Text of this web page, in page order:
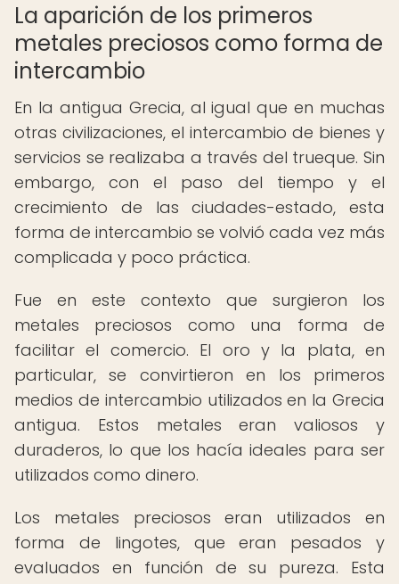
La aparición de los primeros
metales preciosos como forma de
intercambio
En la antigua Grecia, al igual que en muchas
otras civilizaciones, el intercambio de bienes y
servicios se realizaba a través del trueque. Sin
embargo, con el paso del tiempo y el
crecimiento de las ciudades-estado, esta
forma de intercambio se volvió cada vez más
complicada y poco práctica.
Fue en este contexto que surgieron los
metales preciosos como una forma de
facilitar el comercio. El oro y la plata, en
particular, se convirtieron en los primeros
medios de intercambio utilizados en la Grecia
antigua. Estos metales eran valiosos y
duraderos, lo que los hacía ideales para ser
utilizados como dinero.
Los metales preciosos eran utilizados en
forma de lingotes, que eran pesados y
evaluados en función de su pureza. Esta